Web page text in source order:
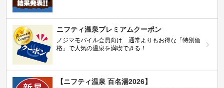
ニフティ温泉プレミアムクーポン
ノジマモバイル会員向け 通常よりもお得な「特別価
格」で人気の温泉を満喫できる！
【ニフティ温泉 百名湯2026】